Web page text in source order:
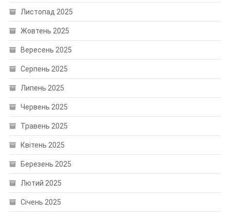
Листопад 2025
Жовтень 2025
Вересень 2025
Серпень 2025
Липень 2025
Червень 2025
Травень 2025
Квітень 2025
Березень 2025
Лютий 2025
Січень 2025